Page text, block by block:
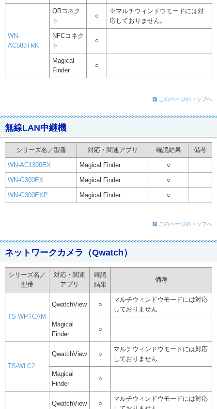
WN-
AC583TRK
QRコネク
ト
○
※マルチウィンドウモードには対
応しておりません。
NFCコネク
ト
○
Magical
Finder
○
このページのトップへ
無線LAN中継機
シリーズ名／型番 対応・関連アプリ 確認結果 備考
WN-AC1300EX Magical Finder ○
WN-G300EX Magical Finder ○
WN-G300EXP Magical Finder ○
このページのトップへ
ネットワークカメラ（Qwatch）
シリーズ名／
型番
対応・関連
アプリ
確認
結果
備考
TS-WPTCAM
QwatchView ○
マルチウィンドウモードには対応
しておりません
Magical
Finder
○
TS-WLC2
QwatchView ○
マルチウィンドウモードには対応
しておりません
Magical
Finder
○
QwatchView ○
マルチウィンドウモードには対応